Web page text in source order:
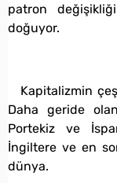
patron
doğuyor.
Kapitalizmin
Daha geride
Portekiz ve
İngiltere ve en
dünya.